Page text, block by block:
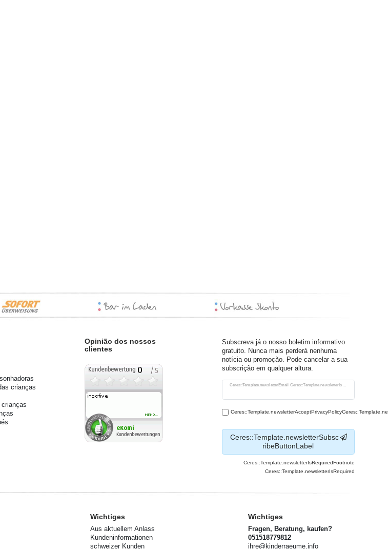
crianças
Opinião dos nossos
clientes
Subscreva já o nosso boletim informativo
gratuito. Nunca mais perderá nenhuma
notícia ou promoção. Pode cancelar a sua
subscrição em qualquer altura.
Ceres::Template.newsletterHoneypotLabel
Ceres::Template.newsletterSubsc
ribeButtonLabel
Ceres::Template.newsletterIsRequiredFootnote
Ceres::Template.newsletterIsRequired
Wichtiges
Aus aktuellem Anlass
Kundeninformationen
schweizer Kunden
Wichtiges
Fragen, Beratung, kaufen?
051518779812
ihre@kinderraeume.info